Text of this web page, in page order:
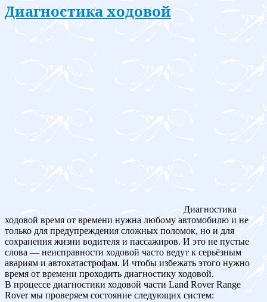
Диагностика ходовой
Диагностика
ходовой время от времени нужна любому автомобилю и не
только для предупреждения сложных поломок, но и для
сохранения жизни водителя и пассажиров. И это не пустые
слова — неисправности ходовой часто ведут к серьёзным
авариям и автокатастрофам. И чтобы избежать этого нужно
время от времени проходить диагностику ходовой.
В процессе диагностики ходовой части Land Rover Range
Rover мы проверяем состояние следующих систем: